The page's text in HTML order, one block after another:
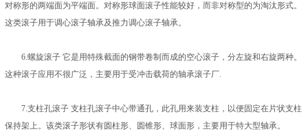
对称形的两端面为平端面。对称形球面滚子性能较好，而非对称型的为淘汰形式。
这类滚子用于调心滚子轴承及推力调心滚子轴承。
6.螺旋滚子 它是用特殊截面的钢带卷制而成的空心滚子，分左旋和右旋两种。
这种滚子应用不很广泛，主要用于受冲击载荷的轴承滚子厂.
7.支柱孔滚子 支柱孔滚子中心带通孔，此孔用来装支柱，以便固定在片状支柱
保持架上。该类滚子形状有圆柱形、圆锥形、球面形，主要用于特大型轴承。